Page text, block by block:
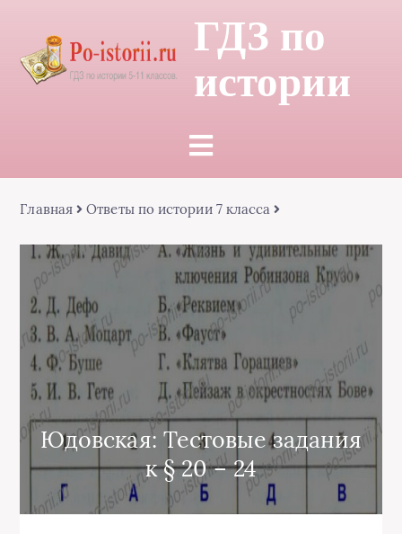
ГДЗ по
истории
Главная Ответы по истории 7 класса
Юдовская: Тестовые задания
к § 20 – 24